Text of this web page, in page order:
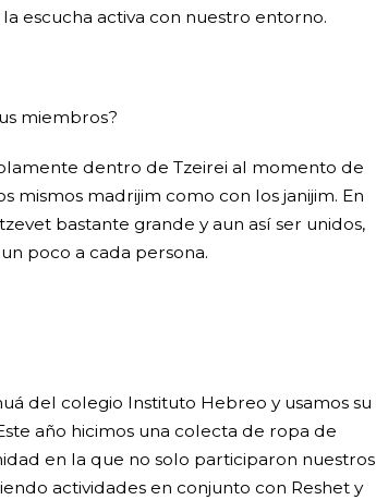
escucha activa con nuestro entorno.
miembros?
dentro de Tzeirei al momento de
mismos madrijim como con los janijim. En
bastante grande y aun así ser unidos,
poco a cada persona.
del colegio Instituto Hebreo y usamos su
año hicimos una colecta de ropa de
en la que no solo participaron nuestros
actividades en conjunto con Reshet y